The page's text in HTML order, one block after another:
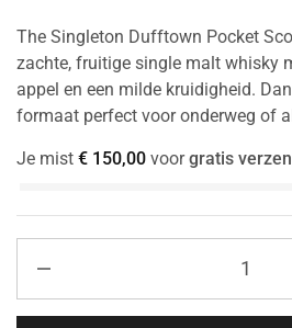
The Singleton Dufftown Pocket
zachte, fruitige single malt whisky
appel en een milde kruidigheid.
formaat perfect voor onderweg of
Je mist € 150,00 voorgratis